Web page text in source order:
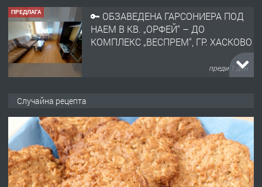
ПРЕДЛАГА
🔑 ОБЗАВЕДЕНА ГАРСОНИЕРА ПОД
НАЕМ В КВ. „ОРФЕЙ“ – ДО
КОМПЛЕКС „ВЕСПРЕМ“, ГР. ХАСКОВО
преди 1 ден
АПАРТАМЕНТ В ЦЕНТЪРА НА ГР.
ХАСКОВО
преди 2 дни
ПРЕДЛАГА Давам гараж под наем
Случайна рецепта